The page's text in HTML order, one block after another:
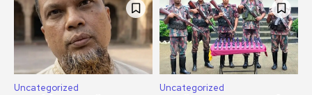
Uncategorized Uncategorized